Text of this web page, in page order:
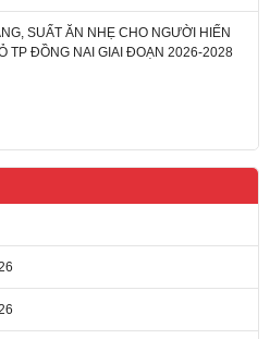
SUẤT ĂN NHẸ CHO NGƯỜI HIẾN
TP ĐỒNG NAI GIAI ĐOẠN 2026-2028